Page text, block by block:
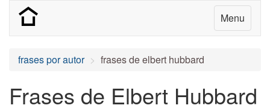
Menu
frases por autor frases de elbert hubbard
Frases de Elbert Hubbard